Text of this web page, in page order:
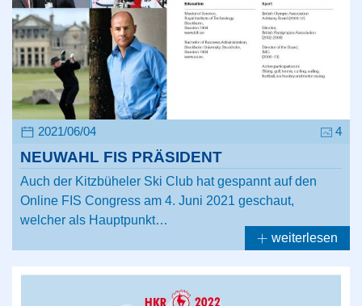
2021/06/04 4
NEUWAHL FIS PRÄSIDENT
Auch der Kitzbüheler Ski Club hat gespannt auf den
Online FIS Congress am 4. Juni 2021 geschaut,
welcher als Hauptpunkt…
weiterlesen